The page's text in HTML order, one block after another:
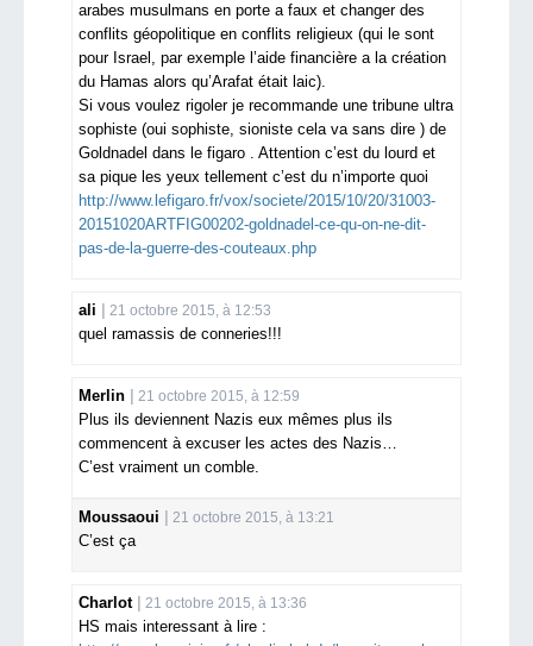
arabes musulmans en porte a faux et changer des
conflits géopolitique en conflits religieux (qui le sont
pour Israel, par exemple l’aide financière a la création
du Hamas alors qu’Arafat était laic).
Si vous voulez rigoler je recommande une tribune ultra
sophiste (oui sophiste, sioniste cela va sans dire ) de
Goldnadel dans le figaro . Attention c’est du lourd et
sa pique les yeux tellement c’est du n’importe quoi
http://www.lefigaro.fr/vox/societe/2015/10/20/31003-
20151020ARTFIG00202-goldnadel-ce-qu-on-ne-dit-
pas-de-la-guerre-des-couteaux.php
ali 21 octobre 2015, à 12:53
quel ramassis de conneries!!!
Merlin 21 octobre 2015, à 12:59
Plus ils deviennent Nazis eux mêmes plus ils
commencent à excuser les actes des Nazis…
C’est vraiment un comble.
Moussaoui 21 octobre 2015, à 13:21
C’est ça
Charlot 21 octobre 2015, à 13:36
HS mais interessant à lire :